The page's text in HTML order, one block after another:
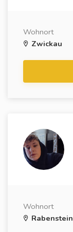
Wohnort
Zwickau
Wohnort
Rabenstein